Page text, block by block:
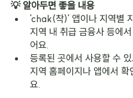
💡 알아두면 좋을 내용
'chak(착)' 앱이나 지역별
지역 내 취급 금융사 등에
어요.
등록된 곳에서 사용할 수
지역 홈페이지나 앱에서 확
요.